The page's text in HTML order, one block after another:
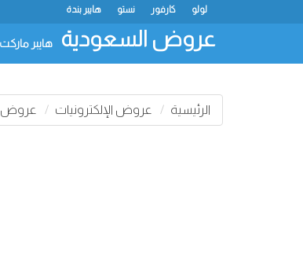
هايبر بندة نستو كارفور لولو
عروض السعودية هايبر ماركت
الرئيسية عروض الإلكترونيات عروض